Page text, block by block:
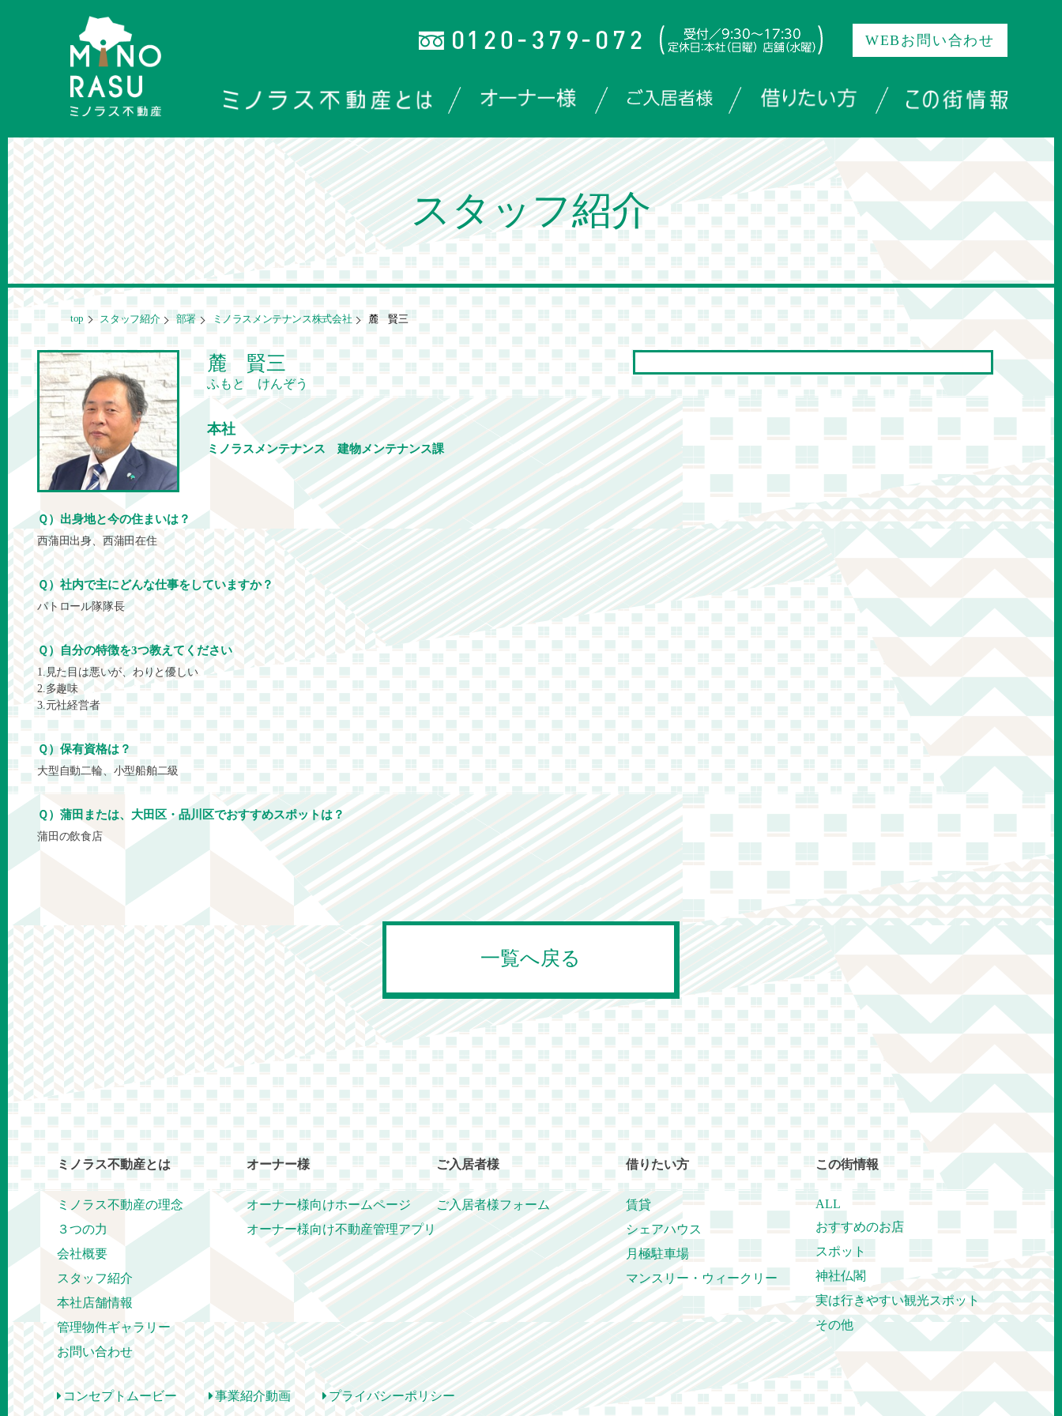
WEBお問い合わせ
スタッフ紹介
top スタッフ紹介 部署 ミノラスメンテナンス株式会社 麓 賢三
麓 賢三
ふもと けんぞう
本社
ミノラスメンテナンス 建物メンテナンス課
Ｑ）出身地と今の住まいは？
西蒲田出身、西蒲田在住
Ｑ）社内で主にどんな仕事をしていますか？
パトロール隊隊長
Ｑ）自分の特徴を3つ教えてください
1.見た目は悪いが、わりと優しい
2.多趣味
3.元社経営者
Ｑ）保有資格は？
大型自動二輪、小型船舶二級
Ｑ）蒲田または、大田区・品川区でおすすめスポットは？
蒲田の飲食店
一覧へ戻る
ミノラス不動産とは
ミノラス不動産の理念
３つの力
会社概要
スタッフ紹介
本社店舗情報
管理物件ギャラリー
お問い合わせ
オーナー様
オーナー様向けホームページ
オーナー様向け不動産管理アプリ
ご入居者様
ご入居者様フォーム
借りたい方
賃貸
シェアハウス
月極駐車場
マンスリー・ウィークリー
この街情報
ALL
おすすめのお店
スポット
神社仏閣
実は行きやすい観光スポット
その他
コンセプトムービー 事業紹介動画 プライバシーポリシー